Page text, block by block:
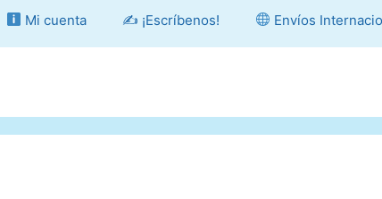
Mi cuenta ✍️ ¡Escríbenos! Envíos